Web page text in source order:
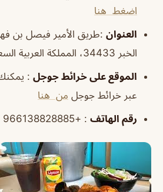
اضغط هنا
العنوان :طريق الأمير فيصل بن
الخبر 34433، المملكة العربية السعودية
الموقع على خرائط جوجل :
عبر خرائط جوجل من هنا
رقم الهاتف : +966138828885